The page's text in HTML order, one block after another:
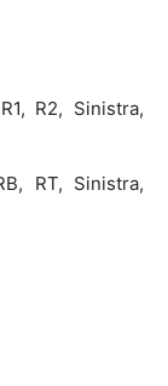
R2, Sinistra,
RT, Sinistra,